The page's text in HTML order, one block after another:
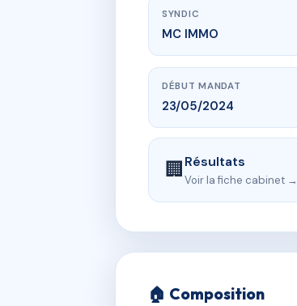
SYNDIC
MC IMMO
DÉBUT MANDAT
23/05/2024
🏢Résultats
Voir la fiche cabinet →
🏠 Composition